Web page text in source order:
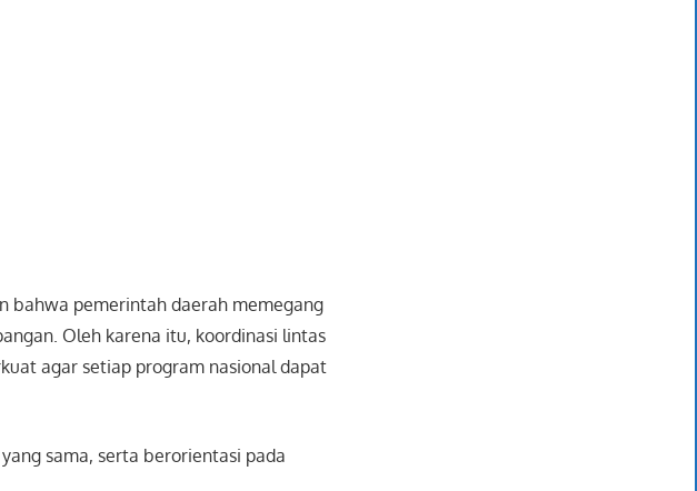
bahwa pemerintah daerah memegang
Oleh karena itu, koordinasi lintas
agar setiap program nasional dapat
sama, serta berorientasi pada